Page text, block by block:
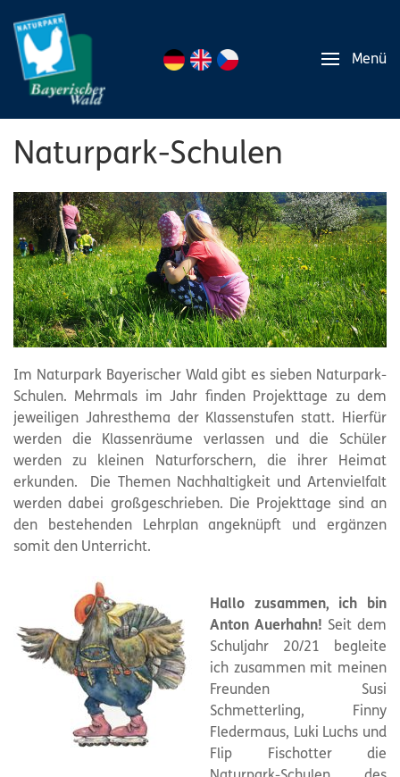
Menü
Naturpark-Schulen
Im Naturpark Bayerischer Wald gibt es sieben Naturpark-
Schulen. Mehrmals im Jahr finden Projekttage zu dem
jeweiligen Jahresthema der Klassenstufen statt. Hierfür
werden die Klassenräume verlassen und die Schüler
werden zu kleinen Naturforschern, die ihrer Heimat
erkunden. Die Themen Nachhaltigkeit und Artenvielfalt
werden dabei großgeschrieben. Die Projekttage sind an
den bestehenden Lehrplan angeknüpft und ergänzen
somit den Unterricht.
Hallo zusammen, ich bin
Anton Auerhahn! Seit dem
Schuljahr 20/21 begleite
ich zusammen mit meinen
Freunden Susi
Schmetterling, Finny
Fledermaus, Luki Luchs und
Flip Fischotter die